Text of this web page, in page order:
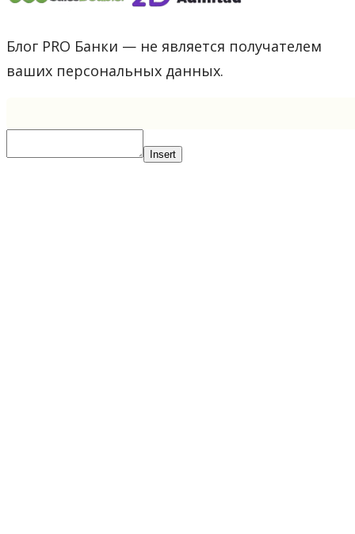
Блог PRO Банки — не является получателем
ваших персональных данных.
Insert